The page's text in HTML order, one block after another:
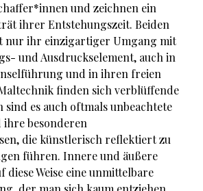
und zeichnen ein
ihrer Entstehungszeit. Beiden
nur ihr einzigartiger Umgang mit
und Ausdruckselement, auch in
und in ihren freien
finden sich verblüffende
es auch oftmals unbeachtete
besonderen
die künstlerisch reflektiert zu
führen. Innere und äußere
diese Weise eine unmittelbare